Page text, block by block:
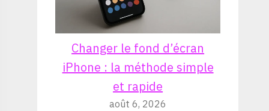
Changer le fond d’écran
iPhone : la méthode simple
et rapide
août 6, 2026